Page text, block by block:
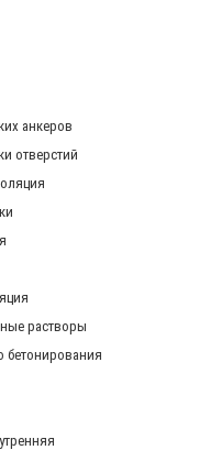
анкеров
отверстий
растворы
бетонирования